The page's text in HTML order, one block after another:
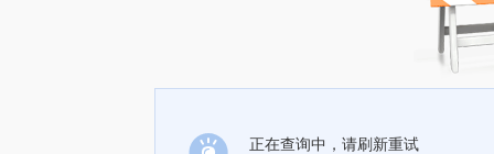
正在查询中，请刷新重试